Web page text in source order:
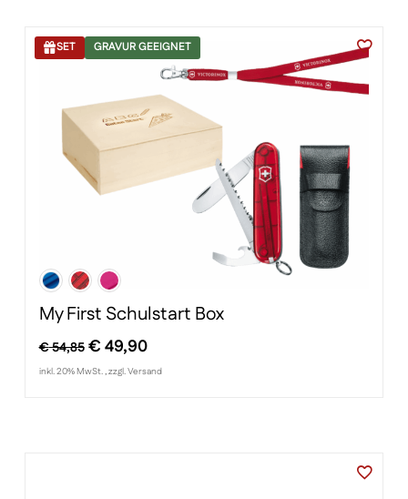
SET GRAVUR GEEIGNET
My First Schulstart Box
€54,85 Ursprünglicher
Preis
€49,90Aktueller
Preis
inkl. 20% MwSt. , zzgl. Versand